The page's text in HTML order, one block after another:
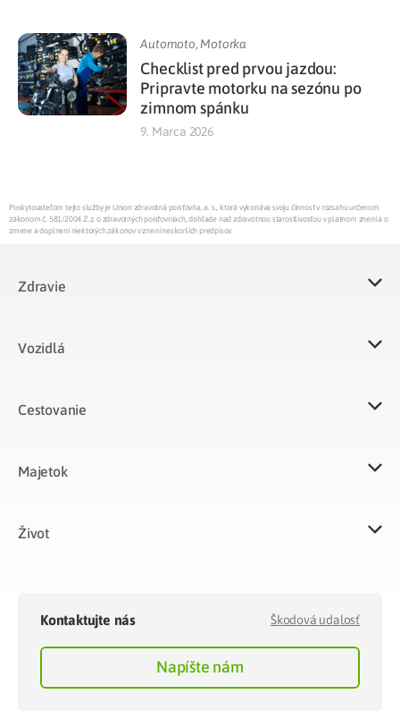
Automoto, Motorka
Checklist pred prvou jazdou:
Pripravte motorku na sezónu po
zimnom spánku
9. Marca 2026
Poskytovateľom tejto služby je Union zdravotná poisťovňa, a. s., ktorá vykonáva svoju činnosť v rozsahu určenom
zákonom č. 581/2004 Z.z. o zdravotných poisťovniach, dohľade nad zdravotnou starostlivosťou v platnom znení a o
zmene a doplnení niektorých zákonov v znení neskorších predpisov.
Zdravie
Vozidlá​
Cestovanie
Majetok​
Život​
Kontaktujte nás Škodová udalosť
Napíšte nám